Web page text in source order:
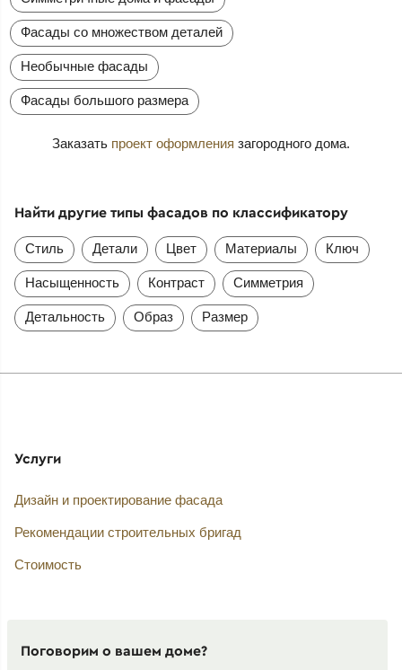
Фасады со множеством деталей
Необычные фасады
Фасады большого размера
Заказать проект оформления загородного дома.
Найти другие типы фасадов по классификатору
Стиль Детали Цвет Материалы Ключ
Насыщенность Контраст Симметрия
Детальность Образ Размер
Услуги
Дизайн и проектирование фасада
Рекомендации строительных бригад
Стоимость
Поговорим о вашем доме?